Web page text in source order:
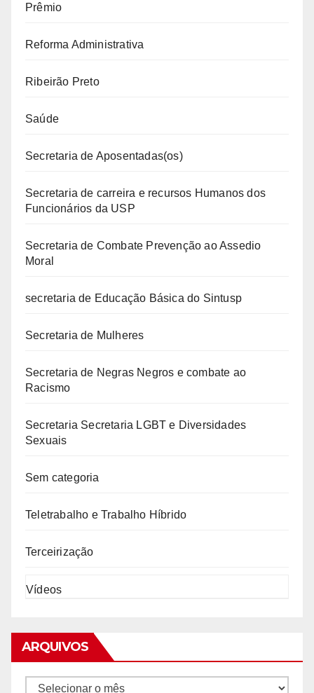
Prêmio
Reforma Administrativa
Ribeirão Preto
Saúde
Secretaria de Aposentadas(os)
Secretaria de carreira e recursos Humanos dos
Funcionários da USP
Secretaria de Combate Prevenção ao Assedio
Moral
secretaria de Educação Básica do Sintusp
Secretaria de Mulheres
Secretaria de Negras Negros e combate ao
Racismo
Secretaria Secretaria LGBT e Diversidades
Sexuais
Sem categoria
Teletrabalho e Trabalho Híbrido
Terceirização
Vídeos
ARQUIVOS
Arquivos